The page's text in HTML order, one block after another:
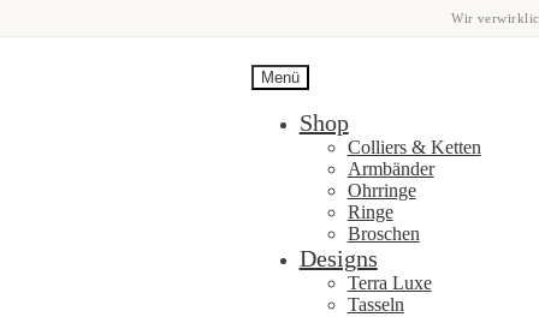
Wir
Menü
Shop
Colliers & Ketten
Armbänder
Ohrringe
Ringe
Broschen
Designs
Terra Luxe
Tasseln